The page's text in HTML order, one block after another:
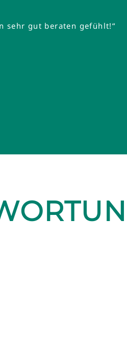
sehr gut beraten gefühlt!“